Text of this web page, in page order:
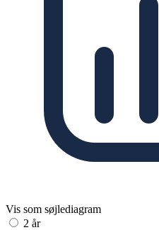
Vis som søjlediagram
2 år